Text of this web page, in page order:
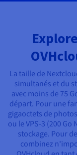
Documentation
Roadmap & Changelog
La taille de
simultanés et du
avec moins de 75
départ. Pour une
gigaoctets de
ou le VPS-3 (200
stockage. Pour
combinez